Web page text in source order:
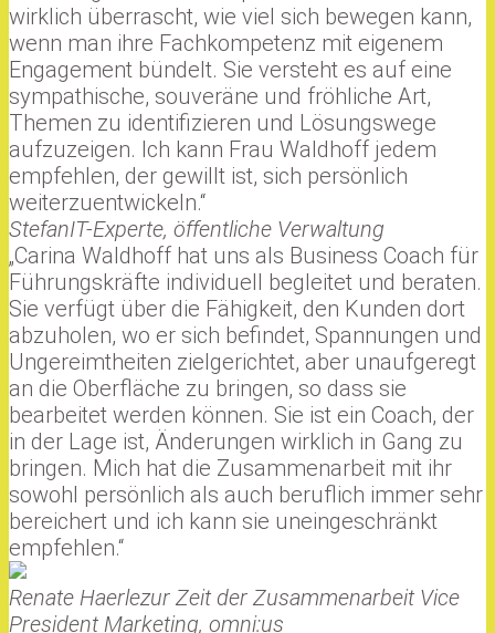
wirklich überrascht, wie viel sich bewegen kann,
wenn man ihre Fachkompetenz mit eigenem
Engagement bündelt. Sie versteht es auf eine
sympathische, souveräne und fröhliche Art,
Themen zu identifizieren und Lösungswege
aufzuzeigen. Ich kann Frau Waldhoff jedem
empfehlen, der gewillt ist, sich persönlich
weiterzuentwickeln.“
StefanIT-Experte, öffentliche Verwaltung
„Carina Waldhoff hat uns als Business Coach für
Führungskräfte individuell begleitet und beraten.
Sie verfügt über die Fähigkeit, den Kunden dort
abzuholen, wo er sich befindet, Spannungen und
Ungereimtheiten zielgerichtet, aber unaufgeregt
an die Oberfläche zu bringen, so dass sie
bearbeitet werden können. Sie ist ein Coach, der
in der Lage ist, Änderungen wirklich in Gang zu
bringen. Mich hat die Zusammenarbeit mit ihr
sowohl persönlich als auch beruflich immer sehr
bereichert und ich kann sie uneingeschränkt
empfehlen.“
Renate Haerlezur Zeit der Zusammenarbeit Vice
President Marketing, omni:us